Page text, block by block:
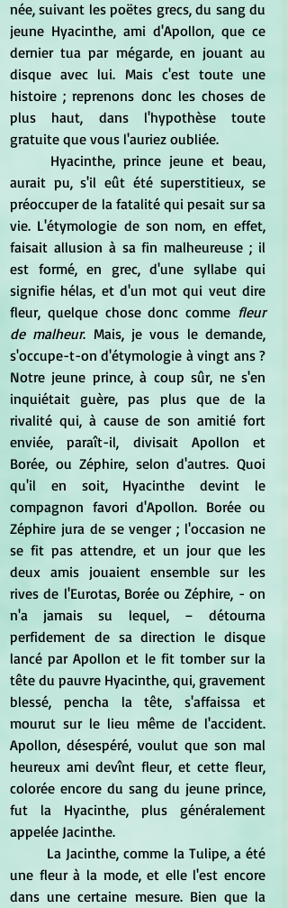
née, suivant les poëtes grecs, du sang du
jeune Hyacinthe, ami d'Apollon, que ce
dernier tua par mégarde, en jouant au
disque avec lui. Mais c'est toute une
histoire ; reprenons donc les choses de
plus haut, dans l'hypothèse toute
gratuite que vous l'auriez oubliée.
aurait pu, s'il eût été superstitieux, se
préoccuper de la fatalité qui pesait sur sa
vie. L'étymologie de son nom, en effet,
faisait allusion à sa fin malheureuse ; il
est formé, en grec, d'une syllabe qui
signifie hélas, et d'un mot qui veut dire
fleur, quelque chose donc comme fleur
de malheur. Mais, je vous le demande,
s'occupe-t-on d'étymologie à vingt ans ?
Notre jeune prince, à coup sûr, ne s'en
inquiétait guère, pas plus que de la
rivalité qui, à cause de son amitié fort
enviée, paraît-il, divisait Apollon et
Borée, ou Zéphire, selon d'autres. Quoi
qu'il en soit, Hyacinthe devint le
compagnon favori d'Apollon. Borée ou
Zéphire jura de se venger ; l'occasion ne
se fit pas attendre, et un jour que les
deux amis jouaient ensemble sur les
rives de l'Eurotas, Borée ou Zéphire, - on
n'a jamais su lequel, – détourna
perfidement de sa direction le disque
lancé par Apollon et le fit tomber sur la
tête du pauvre Hyacinthe, qui, gravement
blessé, pencha la tête, s'affaissa et
mourut sur le lieu même de l'accident.
Apollon, désespéré, voulut que son mal
heureux ami devînt fleur, et cette fleur,
colorée encore du sang du jeune prince,
fut la Hyacinthe, plus généralement
appelée Jacinthe.
une fleur à la mode, et elle l'est encore
dans une certaine mesure. Bien que la